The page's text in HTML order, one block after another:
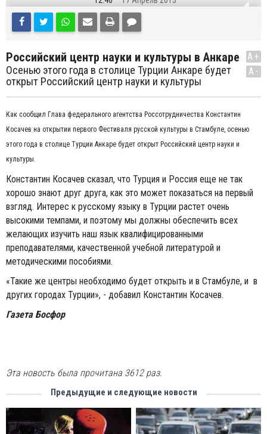
Российский центр науки и культуры в Анкаре
Осенью этого года в столице Турции Анкаре будет
открыт Российский центр науки и культуры
A+
A-
Как сообщил Глава федерального агентства Россотрудничества Константин
Косачев на открытии первого Фестиваля русской культуры в Стамбуле, осенью
этого года в столице Турции Анкаре будет открыт Российский центр науки и
культуры.
Константин Косачев сказал, что Турция и Россия еще не так
хорошо знают друг друга, как это может показаться на первый
взгляд. Интерес к русскому языку в Турции растет очень
высокими темпами, и поэтому мы должны обеспечить всех
желающих изучить наш язык квалифицированными
преподавателями, качественной учебной литературой и
методическими пособиями.
«Такие же центры необходимо будет открыть и в Стамбуле, и в
других городах Турции», - добавил Константин Косачев.
Газета Босфор
Эта новость была прочитана 3612 раз.
Предыдущие и следующие новости